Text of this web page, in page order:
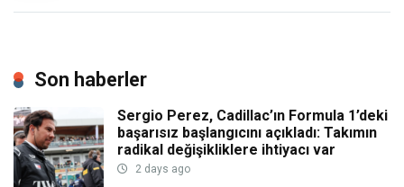
Son haberler
Sergio Perez, Cadillac’ın Formula 1’deki
başarısız başlangıcını açıkladı: Takımın
radikal değişikliklere ihtiyacı var
2 days ago